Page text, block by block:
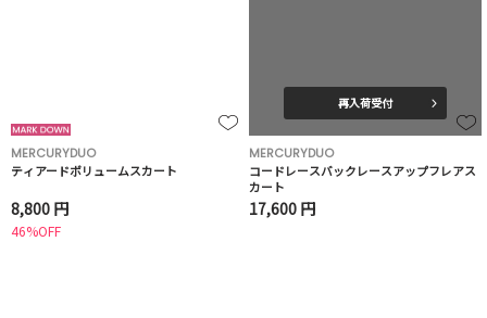
MERCURYDUO
ティアードボリュームスカート
8,800 円
46%OFF
再入荷受付
MERCURYDUO
コードレースバックレースアップフレアス
カート
17,600 円